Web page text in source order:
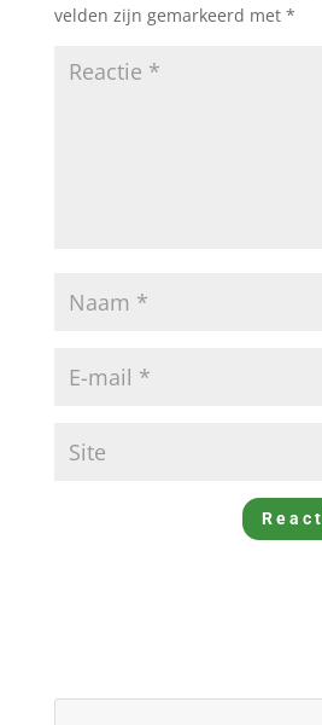
velden zijn gemarkeerd met *